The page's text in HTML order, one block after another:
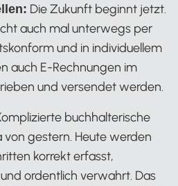
Die Zukunft beginnt jetzt.
auch mal unterwegs per
und in individuellem
auch E-Rechnungen im
und versendet werden.
buchhalterische
von gestern. Heute werden
korrekt erfasst,
ordentlich verwahrt. Das